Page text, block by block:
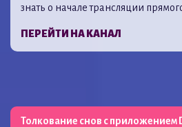
знать о начале трансляции
ПЕРЕЙТИ НА КАНАЛ
Толкование снов с приложением